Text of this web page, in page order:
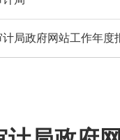
局政府网站工作年度